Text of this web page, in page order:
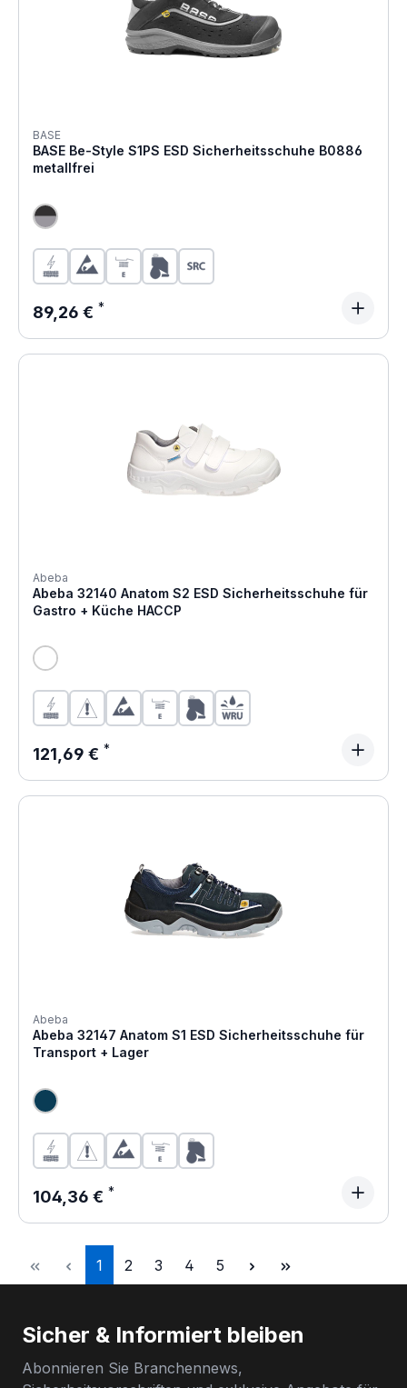
BASE
BASE Be-Style S1PS ESD Sicherheitsschuhe B0886
metallfrei
Regulärer Preis:
89,26 €
Abeba
Abeba 32140 Anatom S2 ESD Sicherheitsschuhe für
Gastro + Küche HACCP
Regulärer Preis:
121,69 €
Abeba
Abeba 32147 Anatom S1 ESD Sicherheitsschuhe für
Transport + Lager
Regulärer Preis:
104,36 €
Seite
1 Seite
2 Seite
3 Seite
4 Seite
5
Sicher & Informiert bleiben
Abonnieren Sie Branchennews,